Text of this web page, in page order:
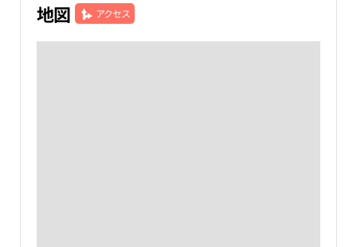
地図 アクセス